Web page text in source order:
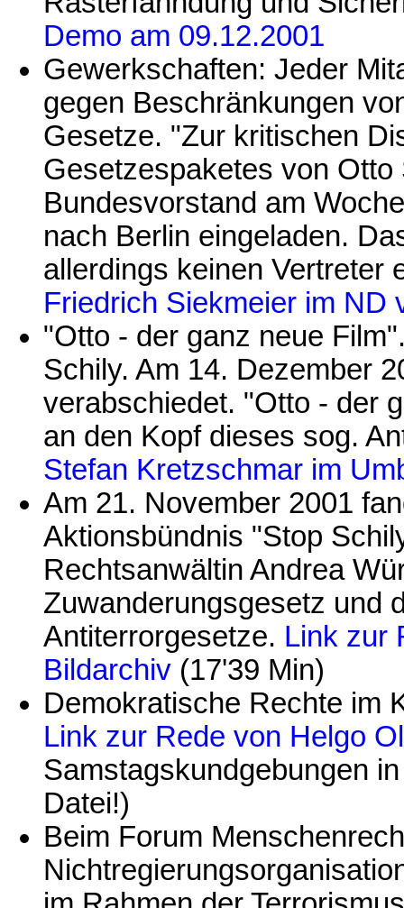
Demo am 09.12.2001
Gewerkschaften: Jeder
gegen Beschränkungen
Gesetze. "Zur kritischen
Gesetzespaketes von
Bundesvorstand am
nach Berlin eingeladen.
allerdings keinen Vertreter
Friedrich Siekmeier im ND
"Otto - der ganz neue
Schily. Am 14. Dezember
verabschiedet. "Otto - der
an den Kopf dieses sog.
Stefan Kretzschmar im
Am 21. November 2001
Aktionsbündnis "Stop
Rechtsanwältin Andrea
Zuwanderungsgesetz und
Antiterrorgesetze. Link zur
Bildarchiv (17'39 Min)
Demokratische Rechte im
Link zur Rede von Helgo
Samstagskundgebungen
Datei!)
Beim Forum